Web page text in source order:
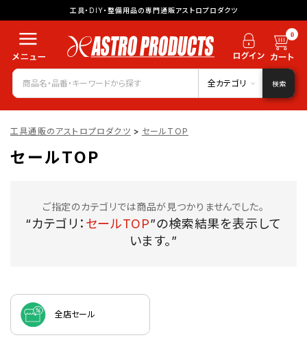
工具・DIY・整備用品の専門通販アストロプロダクツ
0
全カテゴリ 検索
工具通販のアストロプロダクツ > セールTOP
セールTOP
ご指定のカテゴリでは商品が見つかりませんでした。
“カテゴリ： セールTOP”の検索結果を表示して
います。”
全店セール